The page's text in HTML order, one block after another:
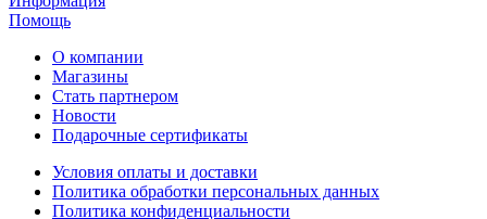
Помощь
О компании
Магазины
Стать партнером
Новости
Подарочные сертификаты
Условия оплаты и доставки
Политика обработки персональных данных
Политика конфиденциальности